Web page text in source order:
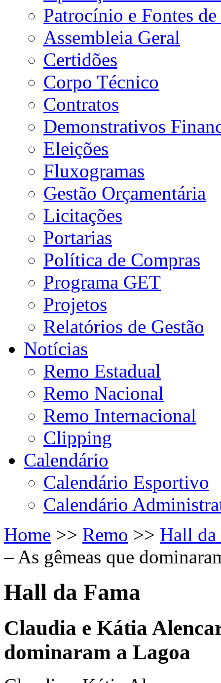
Patrocínio e Fontes de
Assembleia Geral
Certidões
Corpo Técnico
Contratos
Demonstrativos
Eleições
Fluxogramas
Gestão Orçamentária
Licitações
Portarias
Política de Compras
Programa GET
Projetos
Relatórios de Gestão
Notícias
Remo Estadual
Remo Nacional
Remo Internacional
Clipping
Calendário
Calendário Esportivo
Calendário
Home >> Remo >> Hall da
– As gêmeas que
Hall da Fama
Claudia e Kátia
dominaram a Lagoa